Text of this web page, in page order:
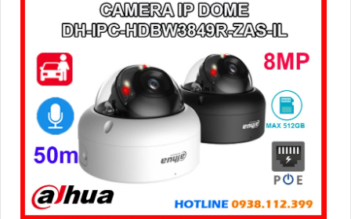
trợ POE, giảm thiểu báo động giả hiệu quả